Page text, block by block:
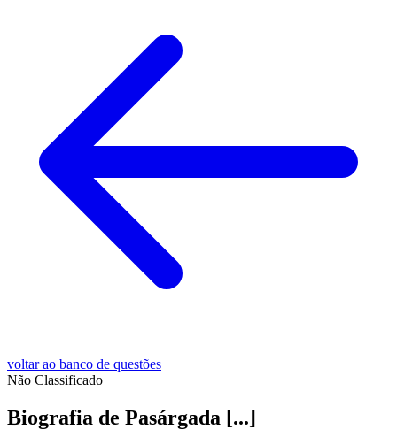
voltar ao banco de questões
Não Classificado
Biografia de Pasárgada [...]